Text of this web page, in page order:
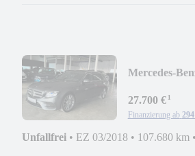
Mercedes-
ZOLL
27.700 €¹
Finanzierung ab
Unfallfrei • EZ 03/2018 • 107.680 km •